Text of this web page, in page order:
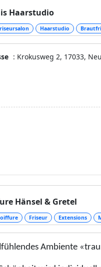
Haarstudio
Haarstudio
: Krokusweg 2, 17033,
Hänsel & Gretel
Friseur Extensions
Ambiente